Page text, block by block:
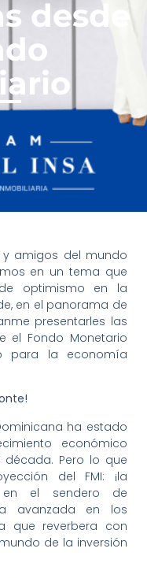
desde
y amigos del mundo
en un tema que
optimismo en la
en el panorama de
presentarles las
el Fondo Monetario
para la economía
ha estado
económico
Pero lo que
del FMI: ¡la
en el sendero de
avanzada en los
que reverbera con
de la inversión